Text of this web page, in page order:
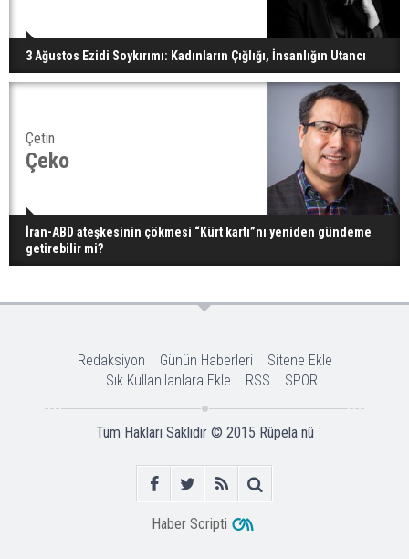
3 Ağustos Ezidi Soykırımı: Kadınların Çığlığı, İnsanlığın Utancı
Çetin
Çeko
İran-ABD ateşkesinin çökmesi “Kürt kartı”nı yeniden gündeme
getirebilir mi?
Redaksiyon Günün Haberleri
Sitene Ekle
Sık Kullanılanlara Ekle
RSS SPOR
Tüm Hakları Saklıdır © 2015 Rûpela nû
Haber Scripti